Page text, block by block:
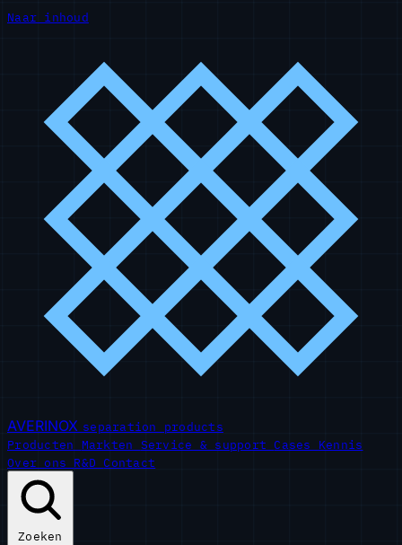
Naar inhoud
AVERINOX separation products
Producten Markten Service & support Cases Kennis
Over ons R&D Contact
Zoeken